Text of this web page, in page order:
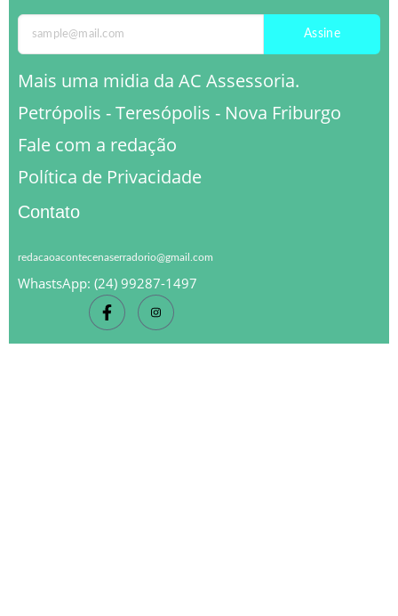
Assine
Mais uma midia da AC Assessoria.
Petrópolis - Teresópolis - Nova Friburgo
Fale com a redação
Política de Privacidade
Contato
redacaoacontecenaserradorio@gmail.com
WhastsApp: (24) 99287-1497